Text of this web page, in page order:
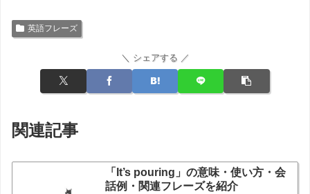
英語フレーズ
＼ シェアする ／
関連記事
「It’s pouring」の意味・使い方・会
話例・関連フレーズを紹介